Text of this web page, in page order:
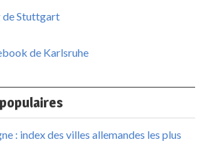
de Stuttgart
de Karlsruhe
: index des villes allemandes les plus